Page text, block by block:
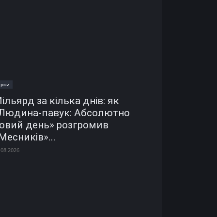
за кілька днів: як
павук: Абсолютно
день» розгромив